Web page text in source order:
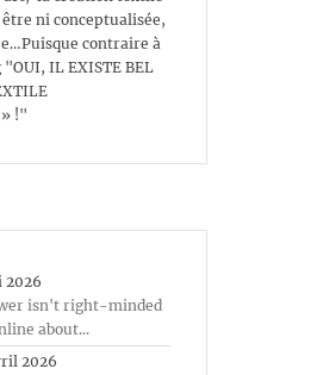
ni conceptualisée,
contraire à
IL EXISTE BEL
» !"
2026
isn't right-minded
about...
2026